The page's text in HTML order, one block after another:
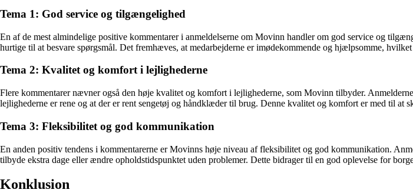
Tema 1: God service og tilgængelighed
En af de mest almindelige positive kommentarer i anmeldelserne om Movinn handler om god service og
hurtige til at besvare spørgsmål. Det fremhæves, at medarbejderne er imødekommende og hjælpsomme,
Tema 2: Kvalitet og komfort i lejlighederne
Flere kommentarer nævner også den høje kvalitet og komfort i lejlighederne, som Movinn tilbyder.
lejlighederne er rene og at der er rent sengetøj og håndklæder til brug. Denne kvalitet og komfort er med til at
Tema 3: Fleksibilitet og god kommunikation
En anden positiv tendens i kommentarerne er Movinns høje niveau af fleksibilitet og god kommunikation.
tilbyde ekstra dage eller ændre opholdstidspunktet uden problemer. Dette bidrager til en god oplevelse for
Konklusion